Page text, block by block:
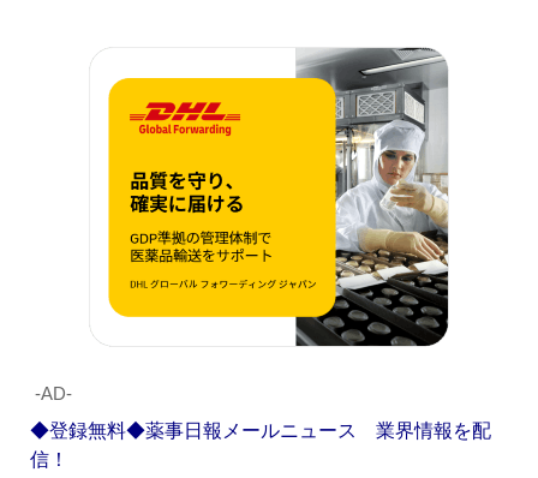
‐AD‐
◆登録無料◆薬事日報メールニュース 業界情報を配
信！